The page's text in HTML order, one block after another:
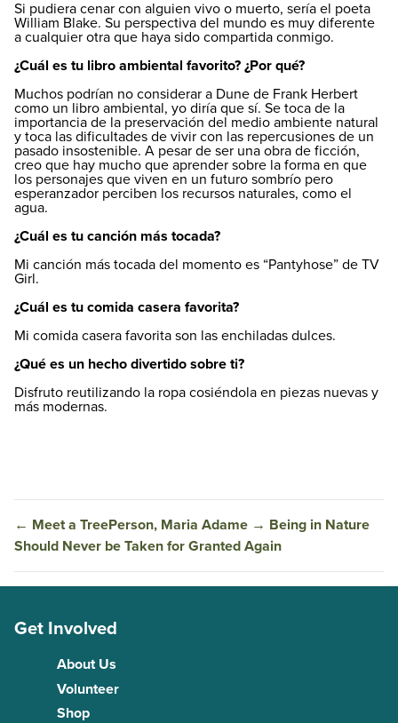
Si pudiera cenar con alguien vivo o muerto, sería el poeta
William Blake. Su perspectiva del mundo es muy diferente
a cualquier otra que haya sido compartida conmigo.
¿Cuál es tu libro ambiental favorito? ¿Por qué?
Muchos podrían no considerar a Dune de Frank Herbert
como un libro ambiental, yo diría que sí. Se toca de la
importancia de la preservación del medio ambiente natural
y toca las dificultades de vivir con las repercusiones de un
pasado insostenible. A pesar de ser una obra de ficción,
creo que hay mucho que aprender sobre la forma en que
los personajes que viven en un futuro sombrío pero
esperanzador perciben los recursos naturales, como el
agua.
¿Cuál es tu canción más tocada?
Mi canción más tocada del momento es “Pantyhose” de TV
Girl.
¿Cuál es tu comida casera favorita?
Mi comida casera favorita son las enchiladas dulces.
¿Qué es un hecho divertido sobre ti?
Disfruto reutilizando la ropa cosiéndola en piezas nuevas y
más modernas.
← Meet a TreePerson, Maria Adame → Being in Nature
Should Never be Taken for Granted Again
Get Involved
About Us
Volunteer
Shop